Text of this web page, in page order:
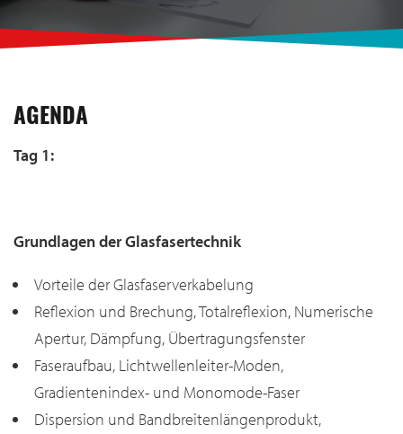
AGENDA
Tag 1:
Grundlagen der Glasfasertechnik
Vorteile der Glasfaserverkabelung
Reflexion und Brechung, Totalreflexion, Numerische
Apertur, Dämpfung, Übertragungsfenster
Faseraufbau, Lichtwellenleiter-Moden,
Gradientenindex- und Monomode-Faser
Dispersion und Bandbreitenlängenprodukt,